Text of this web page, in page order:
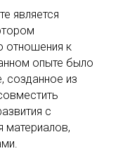
является
отношения к
опыте было
созданное из
с
материалов,